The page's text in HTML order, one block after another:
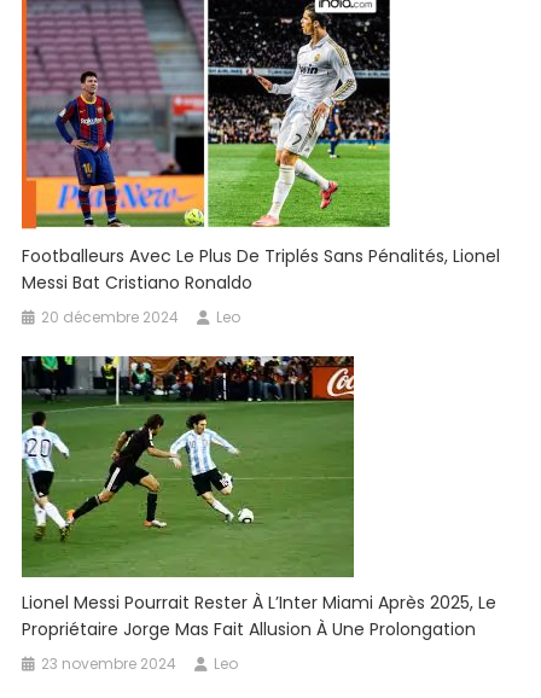
Footballeurs Avec Le Plus De Triplés Sans Pénalités, Lionel
Messi Bat Cristiano Ronaldo
20 décembre 2024 Leo
Lionel Messi Pourrait Rester À L’Inter Miami Après 2025, Le
Propriétaire Jorge Mas Fait Allusion À Une Prolongation
23 novembre 2024 Leo